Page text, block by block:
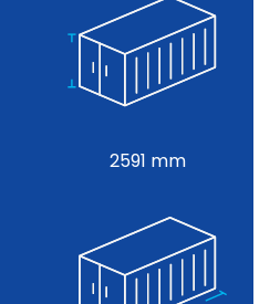
2591 mm